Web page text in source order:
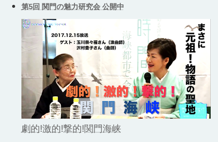
第5回 関門の魅力研究会 公開中
劇的!激的!撃的!関門海峡